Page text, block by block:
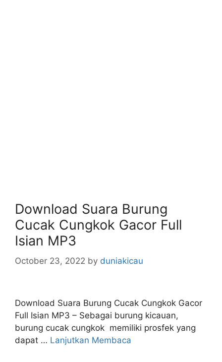
Download Suara Burung
Cucak Cungkok Gacor Full
Isian MP3
October 23, 2022 by duniakicau
Download Suara Burung Cucak Cungkok Gacor
Full Isian MP3 – Sebagai burung kicauan,
burung cucak cungkok memiliki prosfek yang
dapat … Lanjutkan Membaca